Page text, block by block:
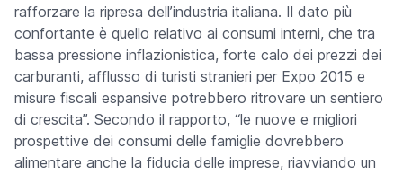
rafforzare la ripresa dell’industria italiana. Il dato più
confortante è quello relativo ai consumi interni, che tra
bassa pressione inflazionistica, forte calo dei prezzi dei
carburanti, afflusso di turisti stranieri per Expo 2015 e
misure fiscali espansive potrebbero ritrovare un sentiero
di crescita”. Secondo il rapporto, “le nuove e migliori
prospettive dei consumi delle famiglie dovrebbero
alimentare anche la fiducia delle imprese, riavviando un